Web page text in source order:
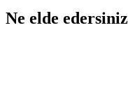
Ne elde edersiniz